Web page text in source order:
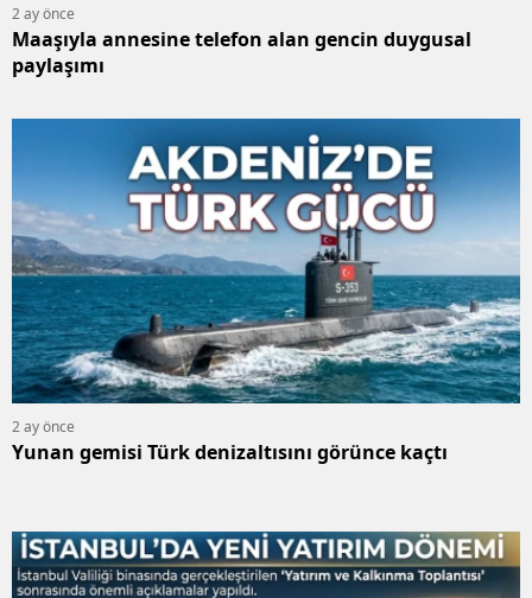
2 ay önce
Maaşıyla annesine telefon alan gencin duygusal
paylaşımı
2 ay önce
Yunan gemisi Türk denizaltısını görünce kaçtı